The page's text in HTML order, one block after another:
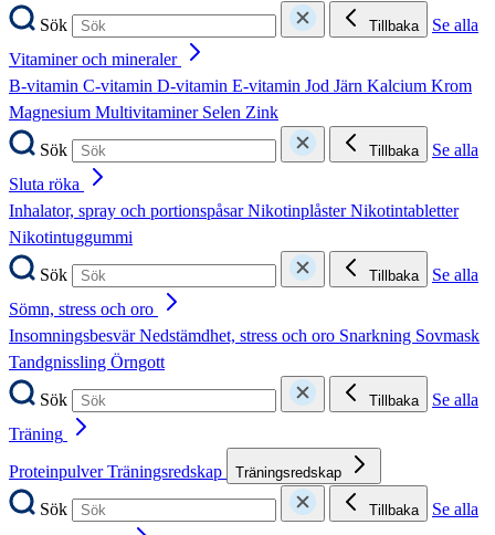
Sök
Tillbaka
Se alla
Vitaminer och mineraler
B-vitamin C-vitamin D-vitamin E-vitamin Jod Järn Kalcium Krom
Magnesium Multivitaminer Selen Zink
Sök
Tillbaka
Se alla
Sluta röka
Inhalator, spray och portionspåsarNikotinplåsterNikotintabletter
Nikotintuggummi
Sök
Tillbaka
Se alla
Sömn, stress och oro
InsomningsbesvärNedstämdhet, stress och oro Snarkning Sovmask
Tandgnissling Örngott
Sök
Tillbaka
Se alla
Träning
ProteinpulverTräningsredskap Träningsredskap
Sök Tillbaka
Se alla